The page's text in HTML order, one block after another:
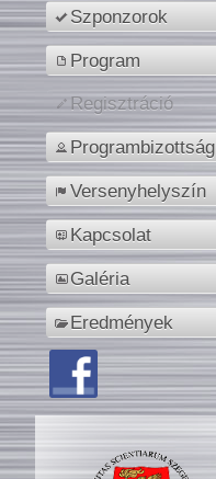
Szponzorok
Program
Regisztráció
Programbizottság
Versenyhelyszín
Kapcsolat
Galéria
Eredmények